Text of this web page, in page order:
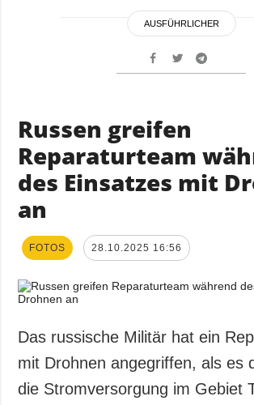
AUSFÜHRLICHER
Russen greifen
Reparaturteam
des Einsatzes mit
an
FOTOS 28.10.2025 16:56
Das russische Militär hat ein
mit Drohnen angegriffen, als es
die Stromversorgung im Gebiet